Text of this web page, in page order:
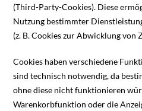
(Third-Party-Cookies). Diese
Nutzung bestimmter
(z. B. Cookies zur Abwicklung von
Cookies haben verschiedene
sind technisch notwendig, da
ohne diese nicht funktionieren
Warenkorbfunktion oder die